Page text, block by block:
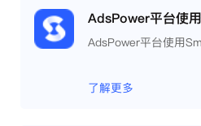
AdsPower平台使
AdsPower平台使用
了解更多